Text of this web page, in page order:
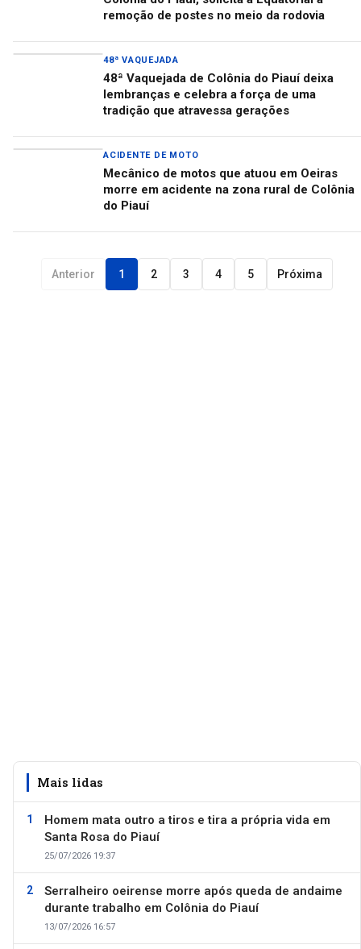
remoção de postes no meio da rodovia
48ª VAQUEJADA
48ª Vaquejada de Colônia do Piauí deixa
lembranças e celebra a força de uma
tradição que atravessa gerações
ACIDENTE DE MOTO
Mecânico de motos que atuou em Oeiras
morre em acidente na zona rural de Colônia
do Piauí
Anterior 1 2 3 4 5 Próxima
Mais lidas
Homem mata outro a tiros e tira a própria vida em
Santa Rosa do Piauí
25/07/2026 19:37
Serralheiro oeirense morre após queda de andaime
durante trabalho em Colônia do Piauí
13/07/2026 16:57